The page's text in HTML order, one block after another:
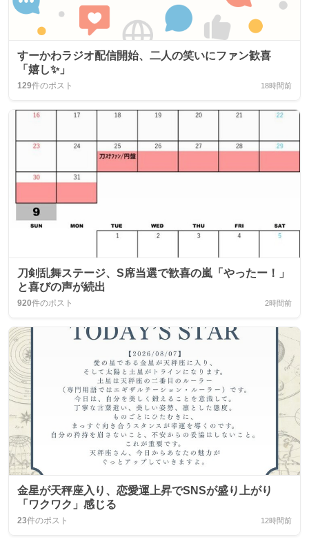
すーかわラジオ配信開始、二人の笑いにファン歓喜
「嬉し✨」
129件のポスト 18時間前
刀剣乱舞ステージ、S席当選で歓喜の嵐「やったー！」
と喜びの声が続出
920件のポスト 2時間前
金星が天秤座入り、恋愛運上昇でSNSが盛り上がり
「ワクワク」感じる
23件のポスト 12時間前